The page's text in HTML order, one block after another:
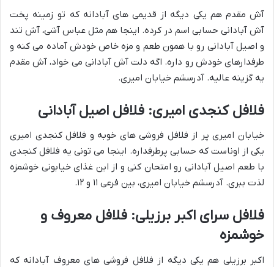
آش مقدم هم یکی دیگه از قدیمی های آبادانه که تو زمینه پخت
آش آبادانی حسابی اسم در کرده. اینجا هم مثل عباس آشی، آش تند
و اصیل آبادانی رو با همون طعم و مزه خاص خودش آماده می کنه و
طرفدارهای خودش رو داره. اگه دلت آش آبادانی می خواد، آش مقدم
یه گزینه عالیه. آدرسشم خیابان امیری.
فلافل کنجدی امیری: فلافل اصیل آبادانی
خیابان امیری پر از فلافل فروشی های خوبه و فلافل کنجدی امیری
یکی از اوناست که حسابی پرطرفداره. اینجا می تونی یه فلافل کنجدی
با طعم اصیل آبادانی رو امتحان کنی و از این غذای خیابونی خوشمزه
لذت ببری. آدرسشم خیابان امیری، بین فرعی ۱۱ و ۱۲.
فلافل سرای اکبر برزیلی: فلافل معروف و
خوشمزه
اکبر برزیلی هم یکی دیگه از فلافل فروشی های معروف آبادانه که